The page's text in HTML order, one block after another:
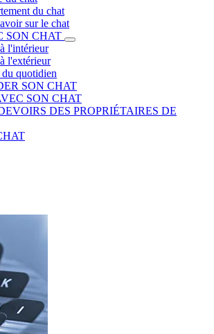
du chat
sur le chat
SON CHAT
l'intérieur
l'extérieur
du quotidien
SON CHAT
SON CHAT
DES PROPRIÉTAIRES DE